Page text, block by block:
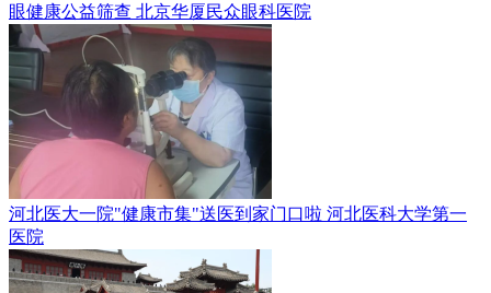
眼健康公益筛查 北京华厦民众眼科医院
河北医大一院"健康市集"送医到家门口啦 河北医科大学第一
医院